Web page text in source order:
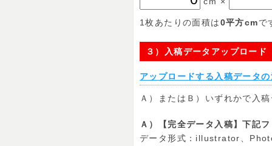
1枚あたりの面積は0平方cmで
３）入稿データアップロード
アップロードする入稿データ
Ａ）またはＢ）いずれかで入
Ａ）【完全データ入稿】下記
データ形式：illustrator、